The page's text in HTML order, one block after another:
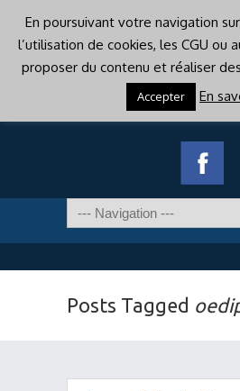
Posts Tagged
En poursuivant votre navigation
l’utilisation de cookies, les CGU ou
proposer du contenu et réaliser
Accepter En